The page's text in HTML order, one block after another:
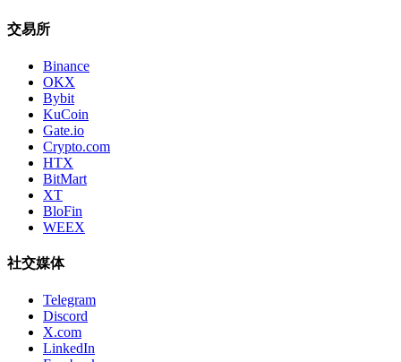
交易所
Binance
OKX
Bybit
KuCoin
Gate.io
Crypto.com
HTX
BitMart
XT
BloFin
WEEX
社交媒体
Telegram
Discord
X.com
LinkedIn